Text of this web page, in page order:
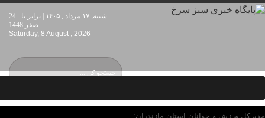
شنبه, ۱۷ مرداد , ۱۴۰۵ | برابر با : 24
صفر 1448
Saturday, 8 August , 2026
مدیرکل ورزش و جوانان استان مازندران: